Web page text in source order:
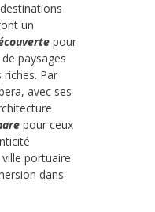
un
pour
paysages
riches. Par
avec ses
pour ceux
ville portuaire
dans